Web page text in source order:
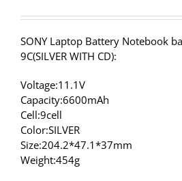
SONY Laptop Battery Notebook
9C(SILVER WITH CD):
Voltage:11.1V
Capacity:6600mAh
Cell:9cell
Color:SILVER
Size:204.2*47.1*37mm
Weight:454g